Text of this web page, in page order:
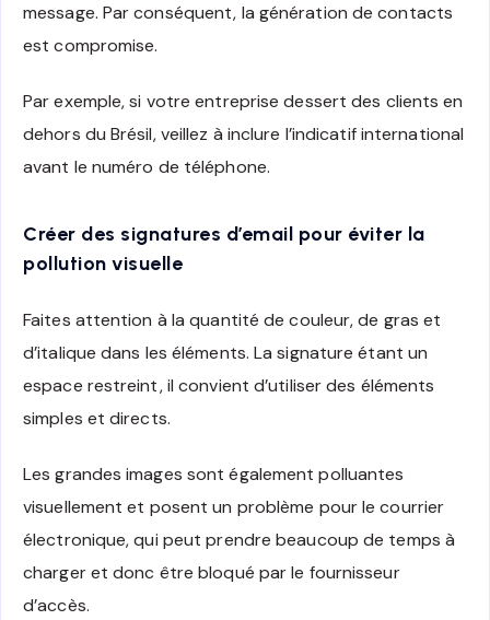
message. Par conséquent, la génération de contacts
est compromise.
Par exemple, si votre entreprise dessert des clients en
dehors du Brésil, veillez à inclure l’indicatif international
avant le numéro de téléphone.
Créer des signatures d’email pour éviter la
pollution visuelle
Faites attention à la quantité de couleur, de gras et
d’italique dans les éléments. La signature étant un
espace restreint, il convient d’utiliser des éléments
simples et directs.
Les grandes images sont également polluantes
visuellement et posent un problème pour le courrier
électronique, qui peut prendre beaucoup de temps à
charger et donc être bloqué par le fournisseur
d’accès.